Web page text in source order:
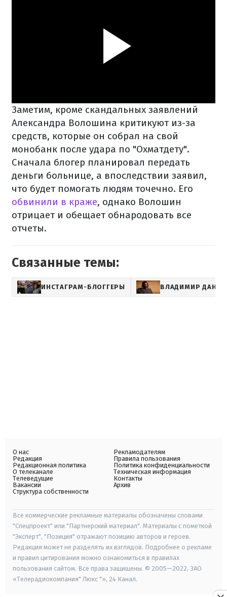
Заметим, кроме скандальных заявлений
Александра Волошина критикуют из-за
средств, которые он собрал на свой
монобанк после удара по "Охматдету".
Сначала блогер планировал передать
деньги больнице, а впоследствии заявил,
что будет помогать людям точечно. Его
обвинили в краже, однако Волошин
отрицает и обещает обнародовать все
отчеты.
Связанные темы:
ИНСТАГРАМ-БЛОГГЕРЫ ВЛАДИМИР
О нас
Редакция
Редакционная политика
О телеканале
Телеведущие
Вакансии
Структура собственности
Рекламодателям
Правила пользования
Политика конфиденциальности
Техническая информация
Контакты
Архив
Все коммерческие рекламные материалы обозначены словами
"Спецпроект" или "Партнерский материал". Материалы с пометкой
"Эксперт", "Позиция" отражают позицию авторов и героев.
Редакция может не разделять их взглядов. Подробнее о рекламе
и правил цитирования можно ознакомиться в правилах
пользования сайтом. Все права защищены. © 2005—2022, ЗАО
«Телерадиокомпания" Люкс "», 24 Канал.